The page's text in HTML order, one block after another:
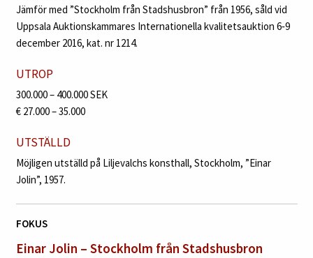
Jämför med ”Stockholm från Stadshusbron” från 1956, såld vid
Uppsala Auktionskammares Internationella kvalitetsauktion 6‑9
december 2016, kat. nr 1214.
UTROP
300.000 – 400.000 SEK
€ 27.000 – 35.000
UTSTÄLLD
Möjligen utställd på Liljevalchs konsthall, Stockholm, ”Einar
Jolin”, 1957.
FOKUS
Einar Jolin – Stockholm från Stadshusbron